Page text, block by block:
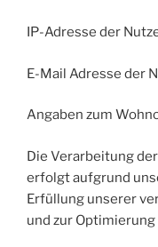
IP-Adresse der
E-Mail Adresse der
Angaben zum
Die Verarbeitung
erfolgt aufgrund
Erfüllung unserer
und zur